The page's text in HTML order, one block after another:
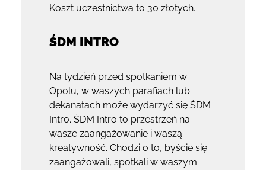
Koszt uczestnictwa to 30 złotych.
ŚDM INTRO
Na tydzień przed spotkaniem w
Opolu, w waszych parafiach lub
dekanatach może wydarzyć się ŚDM
Intro. ŚDM Intro to przestrzeń na
wasze zaangażowanie i waszą
kreatywność. Chodzi o to, byście się
zaangażowali, spotkali w waszym